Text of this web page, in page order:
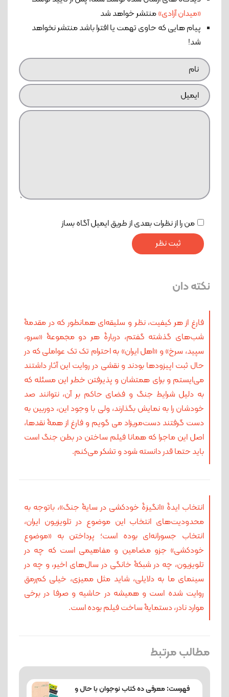
«میدان آزادی»منتشر خواهد شد
پیام هایی که حاوی تهمت یا افترا باشد منتشر نخواهد
شد!
من را از نظرات بعدی از طریق ایمیل آگاه بساز
نکته دان
فارغ از هر کیفیت، نظر و سلیقه‌ای همانطور که در مقدمۀ
شب‌های گذشته گفتم، دربارۀ هر دو مجموعۀ «سرو،
سپید، سرخ» و «اهل ایران» به احترام تک تک عواملی که در
حال ثبت اپیزودها بودند و نقشی در روایت این آثار داشتند
می‌ایستم و برای همتشان و پذیرفتن خطر این مسئله که
به دلیل شرایط جنگ و فضای حاکم بر آن، نتوانند صد
خودشان را به نمایش بگذارند، ولی با وجود این، دوربین به
دست گرفتند دست‌مریزاد می گویم و فارغ از همۀ نقدها،
اصل این ماجرا که همانا فیلم ساختن در بطن جنگ است
باید حتما قدر دانسته شود و تشکر می‌کنم.
انتخاب ایدۀ «انگیزۀ خودکشی در سایۀ جنگ»، باتوجه به
محدودیت‌های انتخاب این موضوع در تلویزیون ایران،
انتخاب جسورانه‌ای بوده است؛ پرداختن به «موضوع
خودکشی» جزو مضامین و مفاهیمی است که چه در
تلویزیون، چه در شبکۀ خانگی در سال‌های اخیر، و چه در
سینمای ما به دلایلی، شاید مثل ممیزی، خیلی کم‌رمق
روایت شده است و همیشه در حاشیه و صرفا در برخی
موارد نادر، دستمایۀ ساخت فیلم بوده است.
مطالب مرتبط
فهرست: معرفی ده کتاب نوجوان با حال و